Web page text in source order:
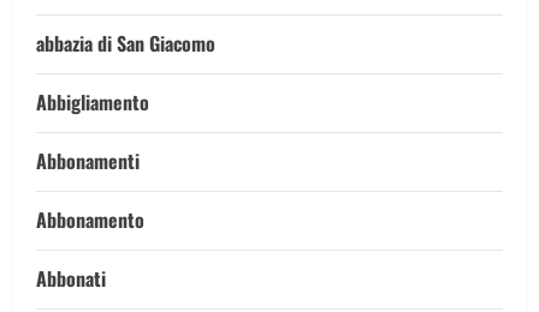
abbazia di San Giacomo
Abbigliamento
Abbonamenti
Abbonamento
Abbonati